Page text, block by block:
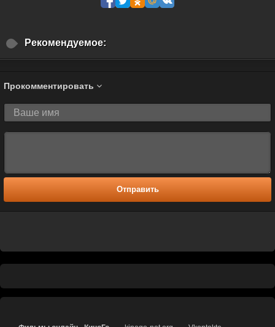
Рекомендуемое:
Прокомментировать
Отправить